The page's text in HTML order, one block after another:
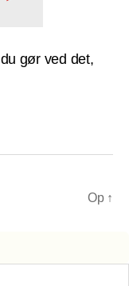
gør ved det,
Op ↑